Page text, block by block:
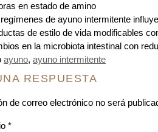
en estado de amino
de ayuno intermitente
de estilo de vida modificables
en la microbiota intestinal con
ayuno, ayuno intermitente
RESPUESTA
de correo electrónico no será
*